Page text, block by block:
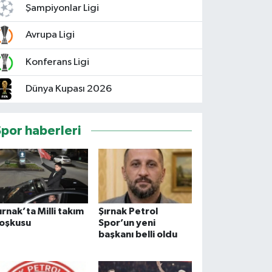
Şampiyonlar Ligi
Avrupa Ligi
Konferans Ligi
Dünya Kupası 2026
haberleri
Milli takım
Şırnak Petrol
Spor’un yeni
başkanı belli oldu